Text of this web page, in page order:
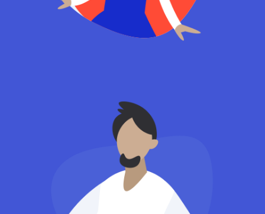
Manager